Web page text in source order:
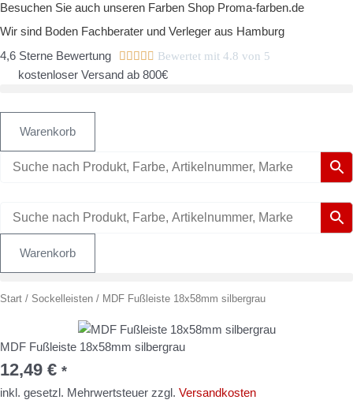
Zum
Inhalt
Besuchen Sie auch unseren Farben Shop Proma-farben.de
Wir sind Boden Fachberater und Verleger aus Hamburg
4,6 Sterne Bewertung      Bewertet mit 4.8 von 5
kostenloser Versand ab 800€
Warenkorb
Warenkorb
Start / Sockelleisten / MDF Fußleiste 18x58mm silbergrau
MDF Fußleiste 18x58mm silbergrau
12,49 € *
inkl. gesetzl. Mehrwertsteuer zzgl. Versandkosten
MDF
silbergrau
Menge